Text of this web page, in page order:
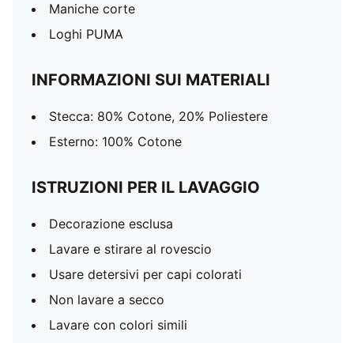
Maniche corte
Loghi PUMA
INFORMAZIONI SUI MATERIALI
Stecca: 80% Cotone, 20% Poliestere
Esterno: 100% Cotone
ISTRUZIONI PER IL LAVAGGIO
Decorazione esclusa
Lavare e stirare al rovescio
Usare detersivi per capi colorati
Non lavare a secco
Lavare con colori simili